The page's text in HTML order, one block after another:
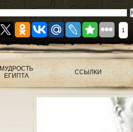
1
МУДРОСТЬ
ЕГИПТА
ССЫЛКИ